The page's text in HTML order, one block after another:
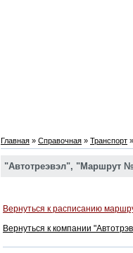
Главная » Справочная » Транспорт
"Автотреэвэл", "Маршрут
Вернуться к расписанию
Вернуться к компании